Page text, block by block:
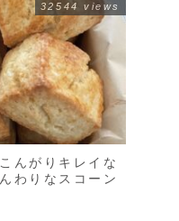
んがりキレイな
わりなスコーン
32544 views